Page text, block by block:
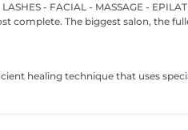
- FACIAL - MASSAGE -
complete. The biggest salon, the